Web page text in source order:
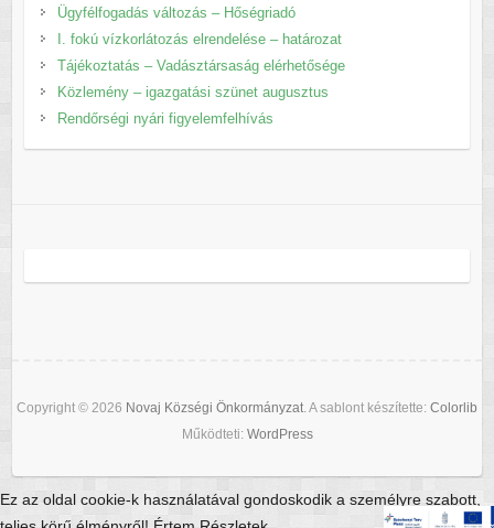
Ügyfélfogadás változás – Hőségriadó
I. fokú vízkorlátozás elrendelése – határozat
Tájékoztatás – Vadásztársaság elérhetősége
Közlemény – igazgatási szünet augusztus
Rendőrségi nyári figyelemfelhívás
Copyright © 2026 Novaj Községi Önkormányzat. A sablont készítette: Colorlib
Működteti: WordPress
Ez az oldal cookie-k használatával gondoskodik a személyre szabott,